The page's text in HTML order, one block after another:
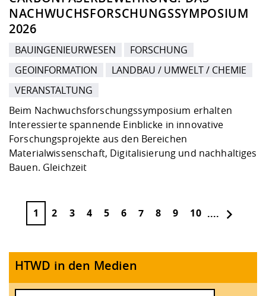
NACHWUCHSFORSCHUNGSSYMPOSIUM
2026
BAUINGENIEURWESEN
FORSCHUNG
GEOINFORMATION
LANDBAU / UMWELT / CHEMIE
VERANSTALTUNG
Beim Nachwuchsforschungssymposium erhalten
Interessierte spannende Einblicke in innovative
Forschungsprojekte aus den Bereichen
Materialwissenschaft, Digitalisierung und nachhaltiges
Bauen. Gleichzeit
1 2 3 4 5 6 7 8 9 10 ....
HTWD in den Medien